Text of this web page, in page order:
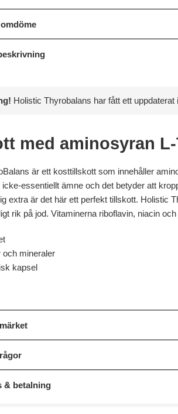
Holistic Thyrobalans har fått ett
med aminosyran
är ett kosttillskott som innehåller
icke-essentiellt ämne och det betyder att
extra är det här ett perfekt tillskott. Holistic
rik på jod. Vitaminerna riboflavin, niacin
och mineraler
kapsel
& betalning